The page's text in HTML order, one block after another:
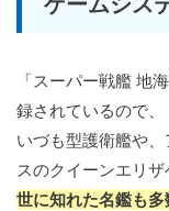
「スーパー戦艦 地
録されているので、
いづも型護衛艦や
スのクイーンエリザ
世に知れた名鑑も